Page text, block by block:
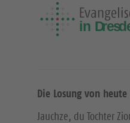
Die Losung von heute
Jauchze, du Tochter